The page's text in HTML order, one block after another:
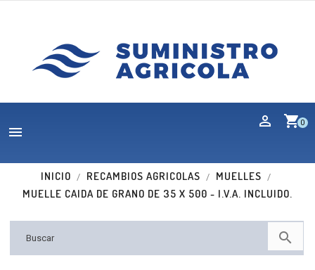
shopping_cart0

INICIO RECAMBIOS AGRICOLAS
MUELLES
MUELLE CAIDA DE GRANO DE 35 X 500 - I.V.A. INCLUIDO.
